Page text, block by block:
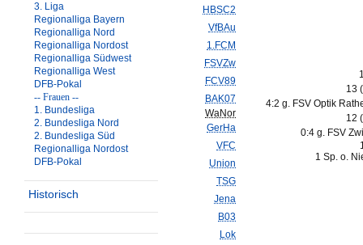
3. Liga
Regionalliga Bayern
Regionalliga Nord
Regionalliga Nordost
Regionalliga Südwest
Regionalliga West
DFB-Pokal
-- Frauen --
1. Bundesliga
2. Bundesliga Nord
2. Bundesliga Süd
Regionalliga Nordost
DFB-Pokal
Historisch
HBSC2
VfBAu
1.FCM
FSVZw
FCV89
BAK07
WaNor
GerHa
VFC
Union
TSG
Jena
B03
Lok
13
4:2 g. FSV Optik
12
0:4 g. FSV
1 Sp. o.